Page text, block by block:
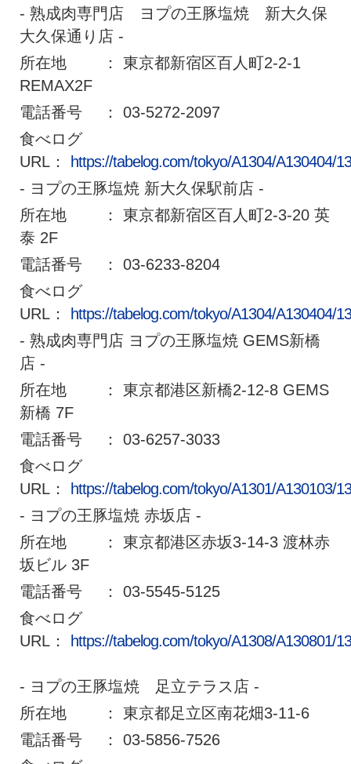
- 熟成肉専門店 ヨプの王豚塩焼 新大久保
大久保通り店 -
所在地 ： 東京都新宿区百人町2-2-1
REMAX2F
電話番号 ： 03-5272-2097
食べログ
URL： https://tabelog.com/tokyo/A1304/A130404/
- ヨプの王豚塩焼 新大久保駅前店 -
所在地 ： 東京都新宿区百人町2-3-20 英
泰 2F
電話番号 ： 03-6233-8204
食べログ
URL： https://tabelog.com/tokyo/A1304/A130404/
- 熟成肉専門店 ヨプの王豚塩焼 GEMS新橋
店 -
所在地 ： 東京都港区新橋2-12-8 GEMS
新橋 7F
電話番号 ： 03-6257-3033
食べログ
URL： https://tabelog.com/tokyo/A1301/A130103/
- ヨプの王豚塩焼 赤坂店 -
所在地 ： 東京都港区赤坂3-14-3 渡林赤
坂ビル 3F
電話番号 ： 03-5545-5125
食べログ
URL： https://tabelog.com/tokyo/A1308/A130801/
- ヨプの王豚塩焼 足立テラス店 -
所在地 ： 東京都足立区南花畑3-11-6
電話番号 ： 03-5856-7526